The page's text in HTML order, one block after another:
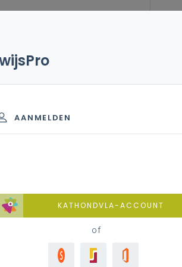
met
AANMELDEN
KATHONDVLA-ACCOUNT
of